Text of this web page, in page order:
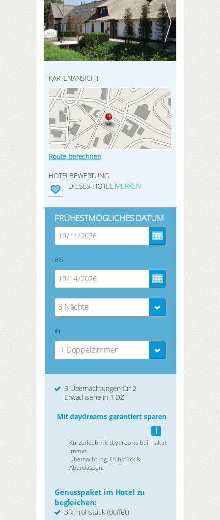
HIER REGISTRIEREN
ANMELDEN
SUCHEN
KARTENANSICHT
Route berechnen
HOTELBEWERTUNG
DIESES HOTEL MERKEN
FRÜHESTMÖGLICHES DATUM
BIS
3 Nächte
IN
1 Doppelzimmer
3 Übernachtungen für 2
Erwachsene in 1 DZ
Mit daydreams garantiert sparen
i
Kurzurlaub mit daydreams beinhaltet
immer
Übernachtung, Frühstück &
Abendessen.
Genusspaket im Hotel zu
begleichen:
3 x Frühstück (Buffet)